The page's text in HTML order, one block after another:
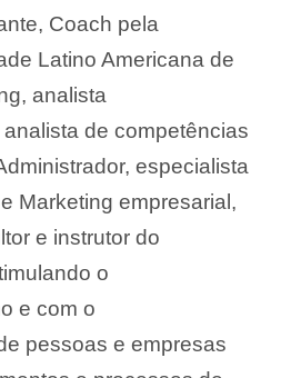
Coach pela
Latino Americana de
analista
de competências
especialista
Marketing empresarial,
e instrutor do
o
e com o
pessoas e empresas